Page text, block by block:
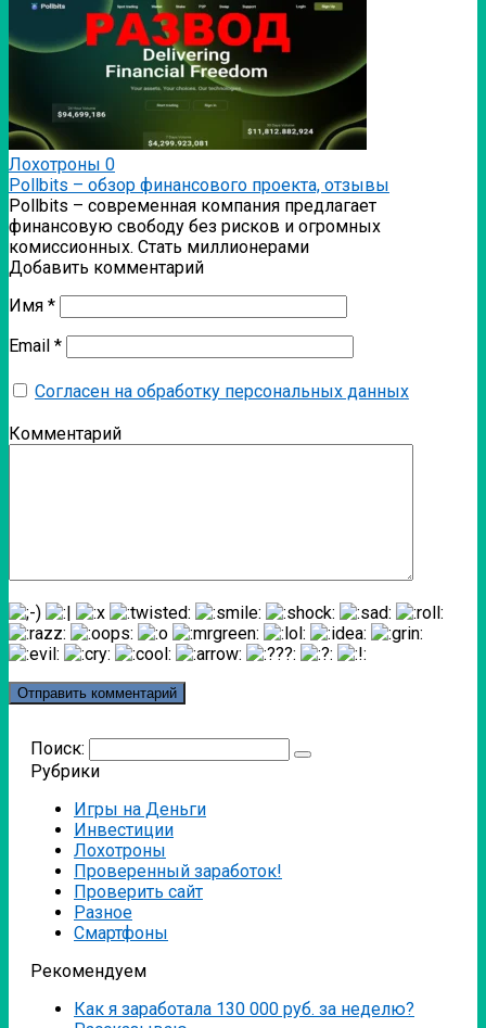
Лохотроны 0
Pollbits – обзор финансового проекта, отзывы
Pollbits – современная компания предлагает
финансовую свободу без рисков и огромных
комиссионных. Стать миллионерами
Добавить комментарий
Имя *
Email *
Согласен на обработку персональных данных
Комментарий
Поиск:
Рубрики
Игры на Деньги
Инвестиции
Лохотроны
Проверенный заработок!
Проверить сайт
Разное
Смартфоны
Рекомендуем
Как я заработала 130 000 руб. за неделю?